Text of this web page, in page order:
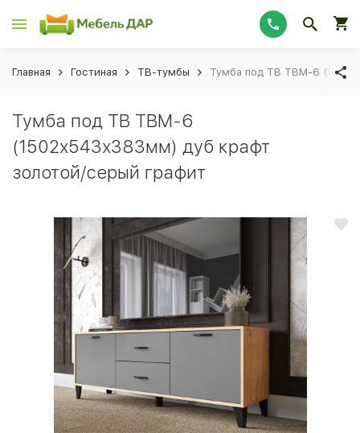
Главная Гостиная ТВ-тумбы Тумба под ТВ ТВМ-6
Тумба под ТВ ТВМ-6
(1502х543х383мм) дуб крафт
золотой/серый графит